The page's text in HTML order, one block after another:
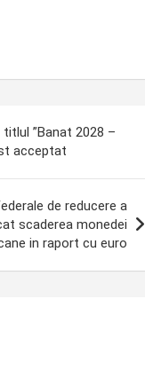
”Banat 2028 –
acceptat
de reducere a
scaderea monedei
in raport cu euro